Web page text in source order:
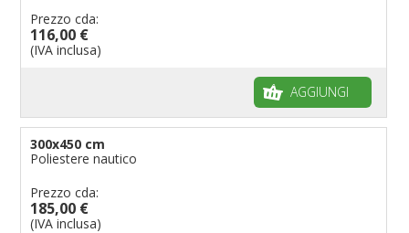
Prezzo cda:
116,00 €
(IVA inclusa)
AGGIUNGI
300x450 cm
Poliestere nautico
Prezzo cda:
185,00 €
(IVA inclusa)